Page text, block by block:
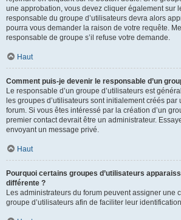
une approbation, vous devez cliquer également sur
responsable du groupe d’utilisateurs devra alors
pourra vous demander la raison de votre requête.
responsable de groupe s’il refuse votre demande.
Haut
Comment puis-je devenir le responsable d’un
Le responsable d’un groupe d’utilisateurs est
les groupes d’utilisateurs sont initialement créés par
forum. Si vous êtes intéressé par la création d’un
premier contact devrait être un administrateur.
envoyant un message privé.
Haut
Pourquoi certains groupes d’utilisateurs
différente ?
Les administrateurs du forum peuvent assigner une
groupe d’utilisateurs afin de faciliter leur